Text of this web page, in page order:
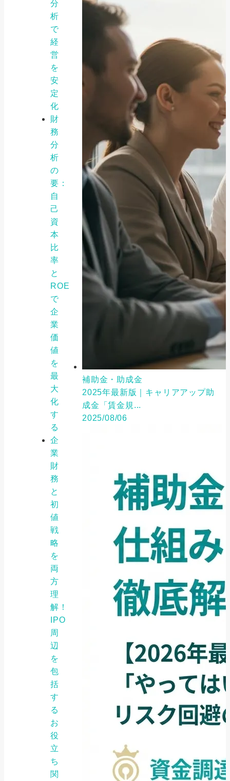
分
析
で
経
営
を
安
定
化
財
務
分
析
の
要：
自
己
資
本
比
率
と
ROE
で
企
業
価
値
を
最
大
化
す
る
企
業
財
務
と
初
値
戦
略
を
両
方
理
解！
IPO
周
辺
を
包
括
す
る
お
役
立
ち
関
補助金・助成金
2025年最新版｜キャリアアップ助
成金「賃金規...
2025/08/06